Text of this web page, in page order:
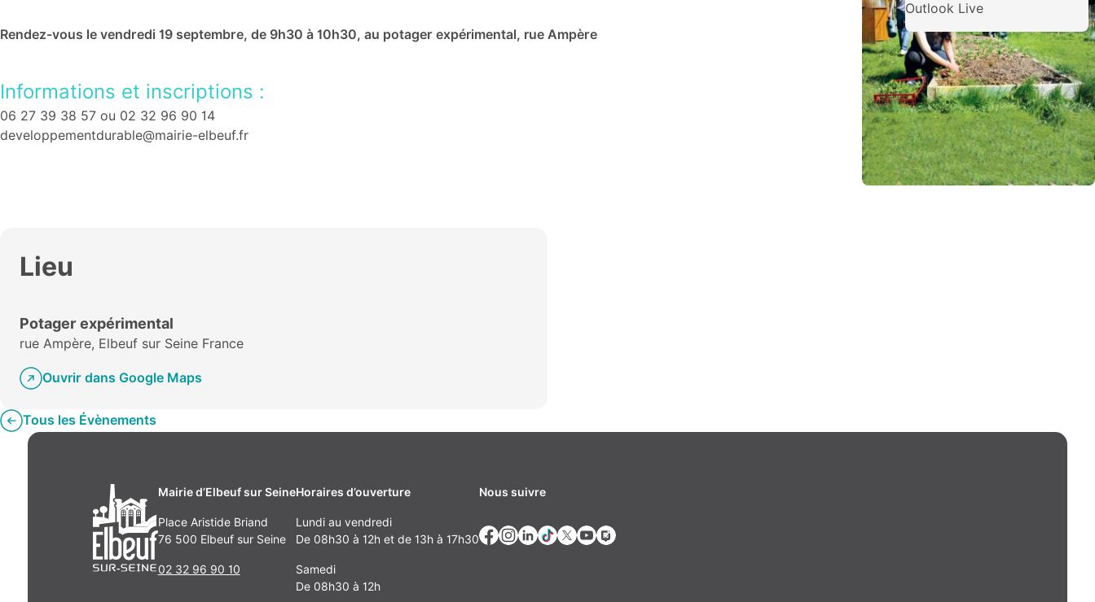
Outlook Live
Rendez-vous le vendredi 19 septembre, de 9h30 à 10h30, au potager expérimental, rue Ampère
Informations et inscriptions :
06 27 39 38 57 ou 02 32 96 90 14
developpementdurable@mairie-elbeuf.fr
Lieu
Potager expérimental
rue Ampère, Elbeuf sur Seine France
Ouvrir dans Google Maps
Tous les Évènements
Mairie d’Elbeuf sur Seine
Place Aristide Briand
76 500 Elbeuf sur Seine
02 32 96 90 10
Horaires d’ouverture
Lundi au vendredi
De 08h30 à 12h et de 13h à 17h30
Samedi
De 08h30 à 12h
Nous suivre